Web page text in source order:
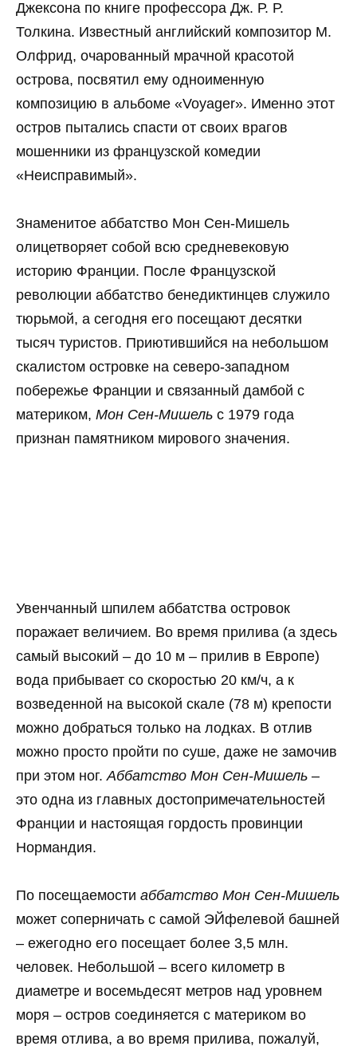
Джексона по книге профессора Дж. Р. Р.
Толкина. Известный английский композитор М.
Олфрид, очарованный мрачной красотой
острова, посвятил ему одноименную
композицию в альбоме «Voyager». Именно этот
остров пытались спасти от своих врагов
мошенники из французской комедии
«Неисправимый».
Знаменитое аббатство Мон Сен-Мишель
олицетворяет собой всю средневековую
историю Франции. После Французской
революции аббатство бенедиктинцев служило
тюрьмой, а сегодня его посещают десятки
тысяч туристов. Приютившийся на небольшом
скалистом островке на северо-западном
побережье Франции и связанный дамбой с
материком, Мон Сен-Мишель с 1979 года
признан памятником мирового значения.
Увенчанный шпилем аббатства островок
поражает величием. Во время прилива (а здесь
самый высокий – до 10 м – прилив в Европе)
вода прибывает со скоростью 20 км/ч, а к
возведенной на высокой скале (78 м) крепости
можно добраться только на лодках. В отлив
можно просто пройти по суше, даже не замочив
при этом ног. Аббатство Мон Сен-Мишель –
это одна из главных достопримечательностей
Франции и настоящая гордость провинции
Нормандия.
По посещаемости аббатство Мон Сен-Мишель
может соперничать с самой ЭЙфелевой башней
– ежегодно его посещает более 3,5 млн.
человек. Небольшой – всего километр в
диаметре и восемьдесят метров над уровнем
моря – остров соединяется с материком во
время отлива, а во время прилива, пожалуй,